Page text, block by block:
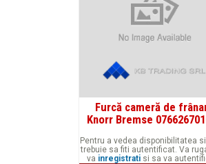
Furcă cameră de
Knorr Bremse
Pentru a vedea disponibilitatea si
trebuie sa fiti autentificat. Va
va inregistrati si sa va